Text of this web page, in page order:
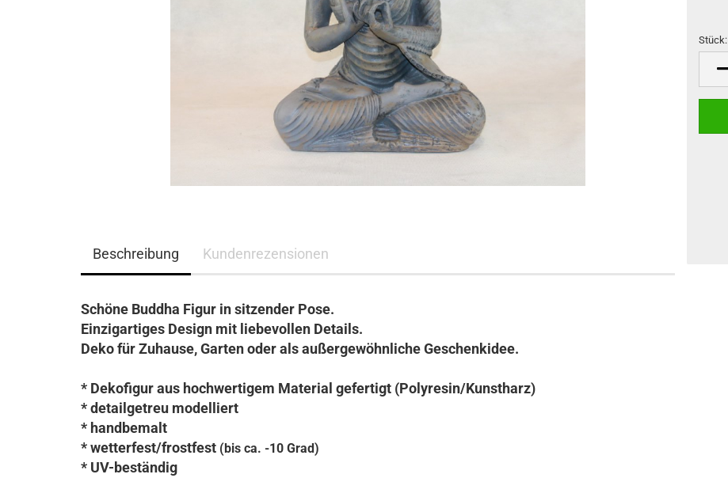
Stück:
Stück
Beschreibung Kundenrezensionen
Schöne Buddha Figur in sitzender Pose.
Einzigartiges Design mit liebevollen Details.
Deko für Zuhause, Garten oder als außergewöhnliche Geschenkidee.
* Dekofigur aus hochwertigem Material gefertigt (Polyresin/Kunstharz)
* detailgetreu modelliert
* handbemalt
* wetterfest/frostfest (bis ca. -10 Grad)
* UV-beständig